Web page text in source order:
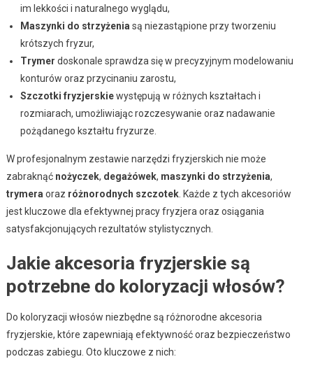
im lekkości i naturalnego wyglądu,
Maszynki do strzyżenia są niezastąpione przy tworzeniu
krótszych fryzur,
Trymer doskonale sprawdza się w precyzyjnym modelowaniu
konturów oraz przycinaniu zarostu,
Szczotki fryzjerskiewystępują w różnych kształtach i
rozmiarach, umożliwiając rozczesywanie oraz nadawanie
pożądanego kształtu fryzurze.
W profesjonalnym zestawie narzędzi fryzjerskich nie może
zabraknąć nożyczek, degażówek, maszynki do strzyżenia,
trymera oraz różnorodnych szczotek. Każde z tych akcesoriów
jest kluczowe dla efektywnej pracy fryzjera oraz osiągania
satysfakcjonujących rezultatów stylistycznych.
Jakie akcesoria fryzjerskie są
potrzebne do koloryzacji włosów?
Do koloryzacji włosów niezbędne są różnorodne akcesoria
fryzjerskie, które zapewniają efektywność oraz bezpieczeństwo
podczas zabiegu. Oto kluczowe z nich: